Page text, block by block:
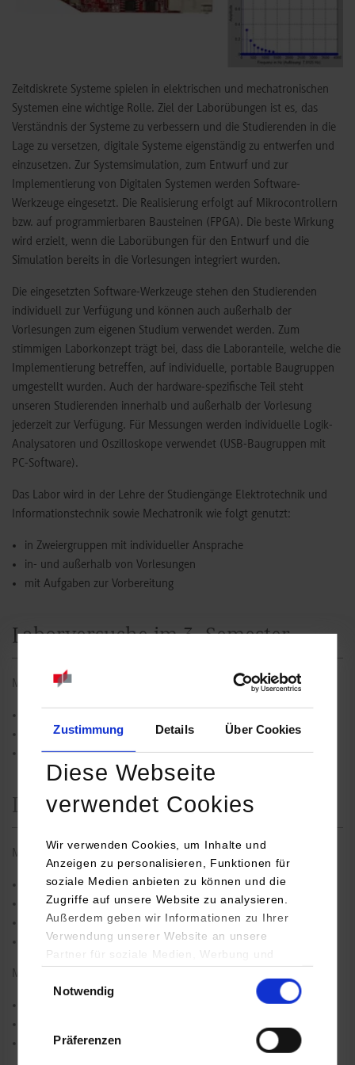
Zustimmung Details Über Cookies
Diese Webseite
verwendet Cookies
Wir verwenden Cookies, um Inhalte und
Anzeigen zu personalisieren, Funktionen für
soziale Medien anbieten zu können und die
Zugriffe auf unsere Website zu analysieren.
Außerdem geben wir Informationen zu Ihrer
Verwendung unserer Website an unsere
Partner für soziale Medien, Werbung und
YouTube, Google Maps) führen diese
Daten zusammen, die Sie ihnen bereitgestellt
haben oder die sie im Rahmen Ihrer Nutzung
Notwendig
Präferenzen
Zeitdiskrete Systeme spielen in elektrischen und mechatronischen
Systemen eine wichtige Rolle. Ziel der Laborübungen ist es, das
Verständnis der Systeme zu verbessern und die Studierenden in die
Lage zu versetzen, digitale Systeme eigenständig zu entwerfen und
einzusetzen. Zur Systemsimulation, zum Entwurf und zur
Implementierung von Digitalen Systemen werden Software-
Werkzeuge eingesetzt. Die Realisierung erfolgt auf Mikrocontrollern
bzw. auf programmierbaren Bausteinen (FPGA). Die beste Wirkung
wird erzielt, wenn die Laborübungen für den Entwurf und die
Simulation bereits in die Vorlesungen integriert wurden.
Die eingesetzten Software-Werkzeuge stehen den Studierenden
individuell zur Verfügung und können auch außerhalb der
Vorlesungen zum eigenen Studium verwendet werden. Zum
stimmigen Laborkonzept trägt bei, dass die Laboranteile, welche die
Implementierung betreffen, auf individuelle, portable Baugruppen
umgestellt wurden. Auch der hardware-spezifische Teil steht
unseren Studierenden innerhalb und außerhalb der Vorlesung
jederzeit zur Verfügung. Für Messungen werden individuelle Logik-
Analysatoren und Oszilloskope verwendet (USB-Baugruppen mit
PC-Software).
Das Labor wird in der Lehre der Studiengänge Elektrotechnik und
Informationstechnik sowie Mechatronik wie folgt genutzt:
in Zweiergruppen mit individueller Ansprache
in- und außerhalb von Vorlesungen
mit Aufgaben zur Vorbereitung
Laborversuche im 3. Semester
Mikrocomputertechnik I:
Projekte mit Arduino-Starter Kits
Prozessor: AVR ATmega
Laborversuche im 4. Semester
Mikrocomputertechnik II:
Maschinennahe Programmierung
Projekte mit DHBW Bausatz
Prozessor: AVR ATmega
Vereinfachtes Prozessormodell im VDHL-Simulator (ModelSim)
MCT Regelungstechnik:
Messen und sukzessiver Aufbau der Regelung